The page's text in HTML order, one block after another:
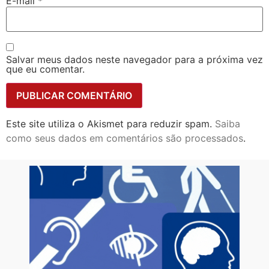
Salvar meus dados neste navegador para a próxima vez
que eu comentar.
Este site utiliza o Akismet para reduzir spam. Saiba
como seus dados em comentários são processados.